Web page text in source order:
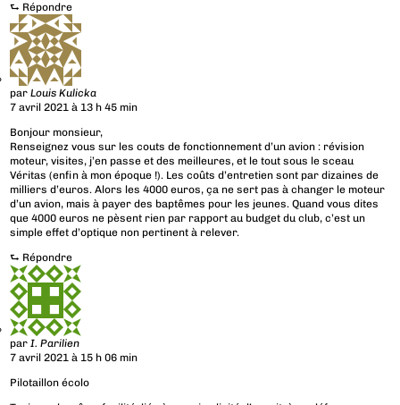
⮑ Répondre
parLouis Kulicka
7 avril 2021 à 13 h 45 min
Bonjour monsieur,
Renseignez vous sur les couts de fonctionnement d’un avion : révision
moteur, visites, j’en passe et des meilleures, et le tout sous le sceau
Véritas (enfin à mon époque !). Les coûts d’entretien sont par dizaines de
milliers d’euros. Alors les 4000 euros, ça ne sert pas à changer le moteur
d’un avion, mais à payer des baptêmes pour les jeunes. Quand vous dites
que 4000 euros ne pèsent rien par rapport au budget du club, c’est un
simple effet d’optique non pertinent à relever.
⮑ Répondre
parI. Parilien
7 avril 2021 à 15 h 06 min
Pilotaillon écolo